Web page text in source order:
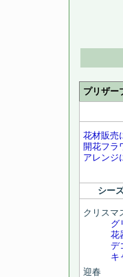
プリザー
花材販売
開花フラ
アレンジ
シー
クリスマ
グ
花
デ
キ
迎春